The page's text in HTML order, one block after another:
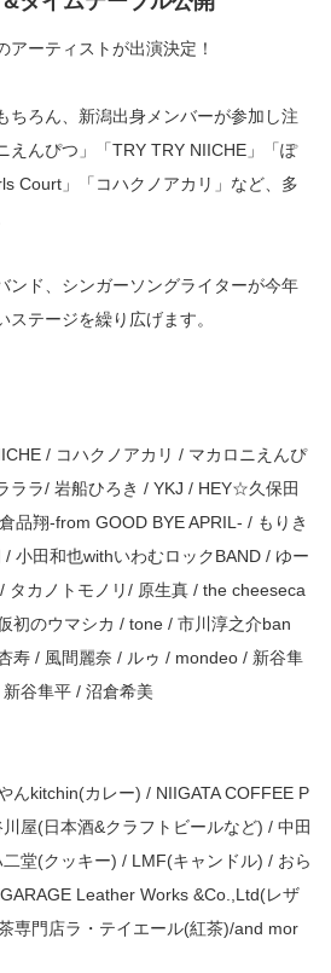
ーティストが出演決定！
ちろん、新潟出身メンバーが参加し注
えんぴつ」「TRY TRY NIICHE」「ぽ
Court」「コハクノアカリ」など、多
ンド、シンガーソングライターが今年
テージを繰り広げます。
/ コハクノアカリ / マカロニえんぴ
ララ/ 岩船ひろき / YKJ / HEY☆久保田
品翔-from GOOD BYE APRIL- / もりき
小田和也withいわむロックBAND / ゆー
タカノトモノリ/ 原生真 / the cheeseca
初のウマシカ / tone / 市川淳之介ban
寿 / 風間麗奈 / ルゥ / mondeo / 新谷隼
谷隼平 / 沼倉希美
んkitchin(カレー) / NIIGATA COFFEE P
屋(日本酒&クラフトビールなど) / 中田
堂(クッキー) / LMF(キャンドル) / おら
Leather Works &Co.,Ltd(レザ
専門店ラ・テイエール(紅茶)/and mor